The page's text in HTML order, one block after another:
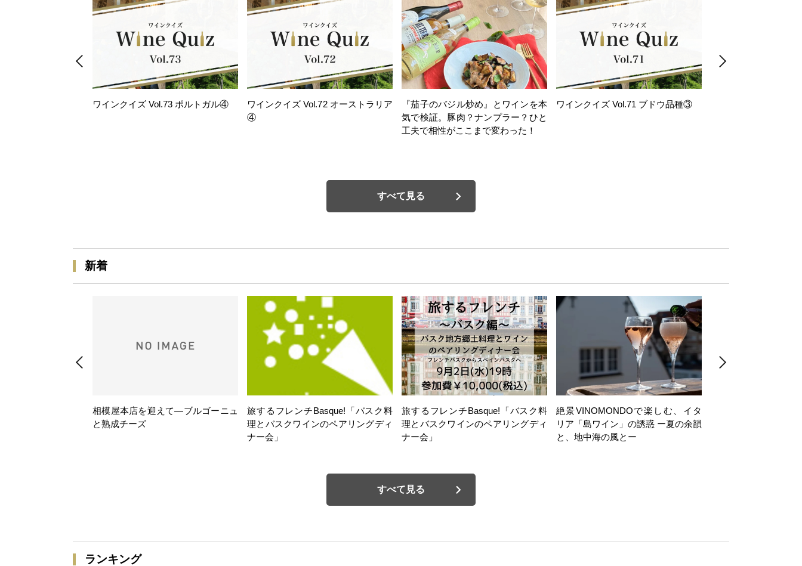
ワインクイズ Vol.73 ポルトガル④
ワインクイズ Vol.72 オーストラリア
④
『茄子のバジル炒め』とワインを本
気で検証。豚肉？ナンプラー？ひと
工夫で相性がここまで変わった！
ワインクイズ Vol.71 ブドウ品種③
すべて見る
新着
相模屋本店を迎えて―ブルゴーニュ
と熟成チーズ
旅するフレンチBasque!「バスク料
理とバスクワインのペアリングディ
ナー会」
旅するフレンチBasque!「バスク料
理とバスクワインのペアリングディ
ナー会」
絶景VINOMONDOで楽しむ、イタ
リア「島ワイン」の誘惑 ー夏の余韻
と、地中海の風とー
すべて見る
ランキング